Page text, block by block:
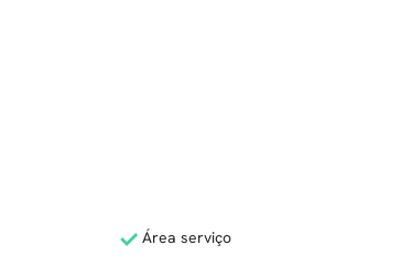
Área serviço